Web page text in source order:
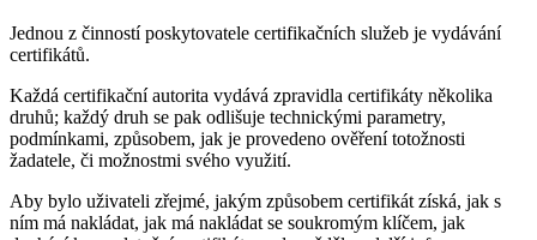
Jednou z činností poskytovatele certifikačních služeb je vydávání
certifikátů.
Každá certifikační autorita vydává zpravidla certifikáty několika
druhů; každý druh se pak odlišuje technickými parametry,
podmínkami, způsobem, jak je provedeno ověření totožnosti
žadatele, či možnostmi svého využití.
Aby bylo uživateli zřejmé, jakým způsobem certifikát získá, jak s
ním má nakládat, jak má nakládat se soukromým klíčem, jak